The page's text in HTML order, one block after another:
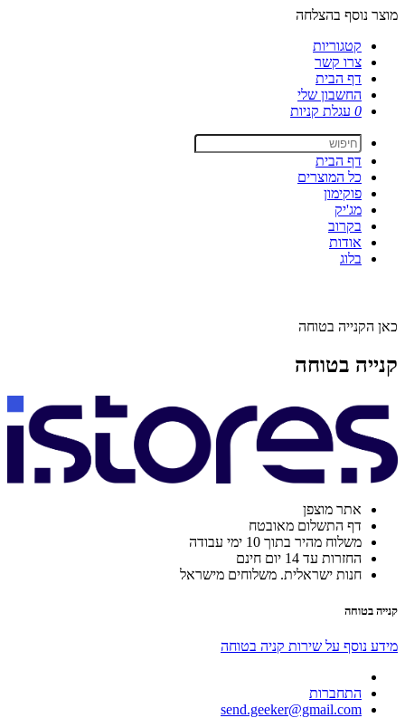
מוצר נוסף בהצלחה
קטגוריות
צרו קשר
דף הבית
החשבון שלי
0 עגלת קניות
דף הבית
כל המוצרים
פוקימון
מג'יק
בקרוב
אודות
בלוג
כאן הקנייה בטוחה
קנייה בטוחה
אתר מוצפן
דף התשלום מאובטח
משלוח מהיר בתוך 10 ימי עבודה
החזרות עד 14 יום חינם
חנות ישראלית. משלוחים מישראל
קנייה בטוחה
מידע נוסף על שירות קניה בטוחה
התחברות
send.geeker@gmail.com